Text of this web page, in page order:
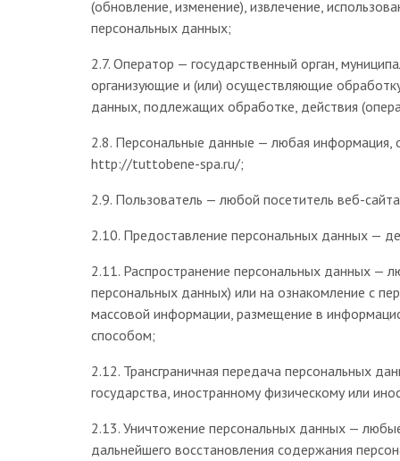
(обновление, изменение), извлечение,
персональных данных;
2.7. Оператор — государственный орган,
организующие и (или) осуществляющие
данных, подлежащих обработке, действия
2.8. Персональные данные — любая информация,
http://tuttobene-spa.ru/;
2.9. Пользователь — любой посетитель веб-
2.10. Предоставление персональных данных —
2.11. Распространение персональных данных —
персональных данных) или на ознакомление с
массовой информации, размещение в
способом;
2.12. Трансграничная передача персональных
государства, иностранному физическому или
2.13. Уничтожение персональных данных —
дальнейшего восстановления содержания